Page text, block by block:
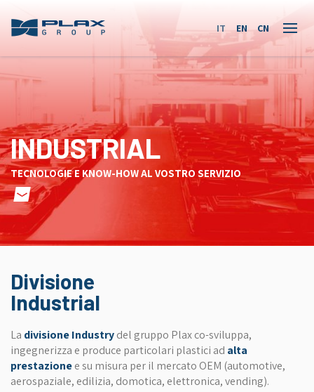
Plax Group
IT EN CN
INDUSTRIAL
TECNOLOGIE E KNOW-HOW AL VOSTRO SERVIZIO
Divisione
Industrial
La divisione Industrydel gruppo Plax co-sviluppa,
ingegnerizza e produce particolari plastici ad alta
prestazionee su misura per il mercato OEM (automotive,
aerospaziale, edilizia, domotica, elettronica, vending).